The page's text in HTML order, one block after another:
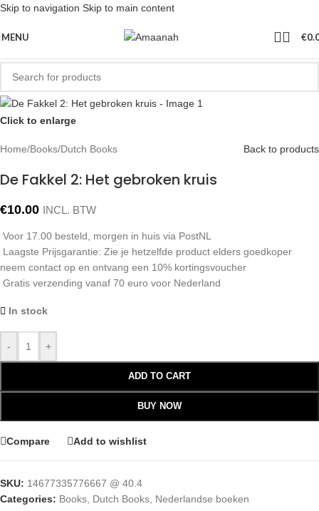
Skip to navigation Skip to main content
MENU €
Click to enlarge
Home/Books/Dutch Books Back to products
De Fakkel 2: Het gebroken kruis
€10.00 INCL. BTW
Voor 17.00 besteld, morgen in huis via PostNL
Laagste Prijsgarantie: Zie je hetzelfde product elders goedkoper
neem contact op en ontvang een 10% kortingsvoucher
Gratis verzending vanaf 70 euro voor Nederland
In stock
- +
ADD TO CART
BUY NOW
Compare Add to wishlist
SKU: 14677335776667 @ 40.4
Categories: Books, Dutch Books, Nederlandse boeken